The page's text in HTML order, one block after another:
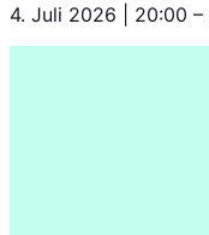
4. Juli 2026
20:00 –